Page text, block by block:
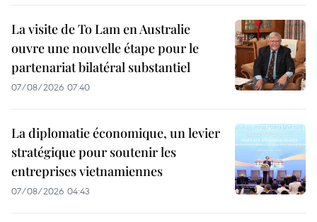
La visite de To Lam en Australie
ouvre une nouvelle étape pour le
partenariat bilatéral substantiel
07/08/2026 07:40
La diplomatie économique, un levier
stratégique pour soutenir les
entreprises vietnamiennes
07/08/2026 04:43